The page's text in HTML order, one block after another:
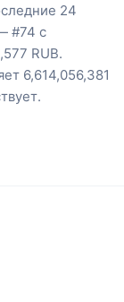
24
#74 с
RUB.
6,614,056,381